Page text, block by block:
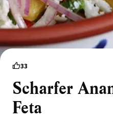
33
Scharfer
Feta